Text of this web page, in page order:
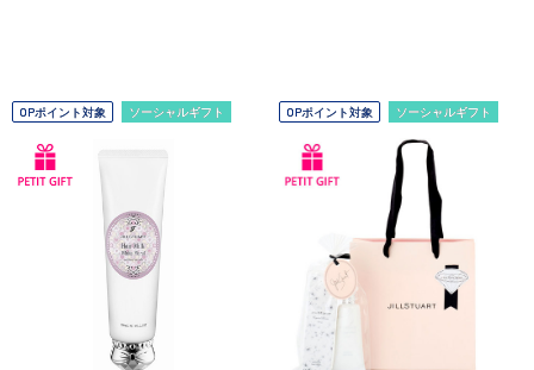
OPポイント対象 ソーシャルギフト OPポイント対象 ソーシャルギフト